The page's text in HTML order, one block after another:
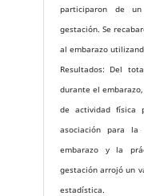
participaron de
gestación. Se
al embarazo
Resultados: Del
durante el
de actividad física
asociación para
embarazo y la
gestación arrojó un
estadística.